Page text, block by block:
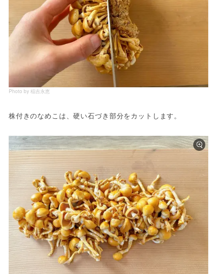
Photo by 稲吉永恵
株付きのなめこは、硬い石づき部分をカットします。